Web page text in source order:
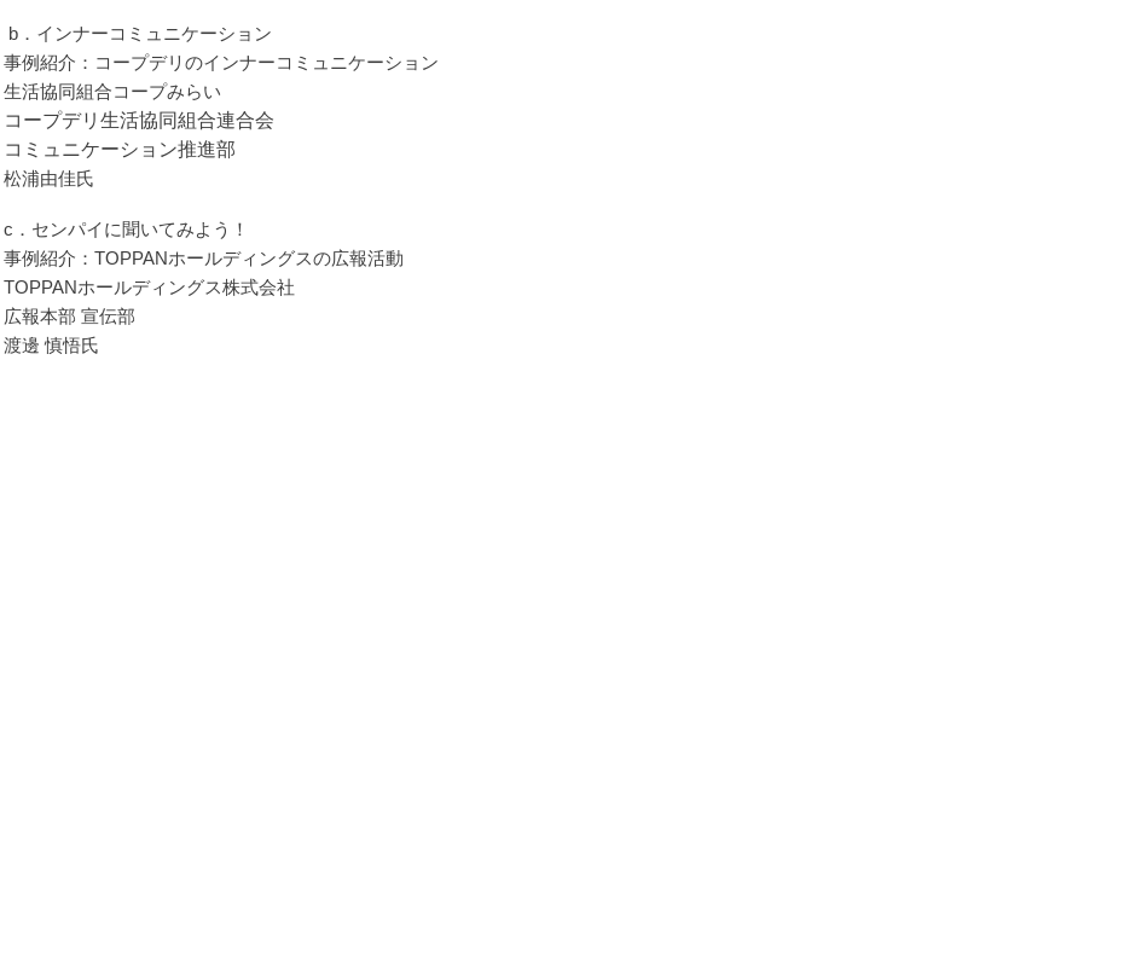
b．インナーコミュニケーション
事例紹介：コープデリのインナーコミュニケーション
生活協同組合コープみらい
コープデリ生活協同組合連合会
コミュニケーション推進部
松浦由佳氏
c．センパイに聞いてみよう！
事例紹介：TOPPANホールディングスの広報活動
TOPPANホールディングス株式会社
広報本部 宣伝部
渡邊 慎悟氏